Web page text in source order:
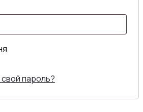
пароль?